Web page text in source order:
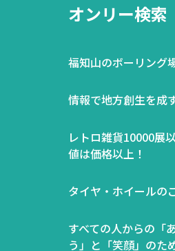
オンリー検索
福知山のボーリング
情報で地方創生を成
レトロ雑貨10000展
値は価格以上！
タイヤ・ホイールの
すべての人からの「
う」と「笑顔」のた